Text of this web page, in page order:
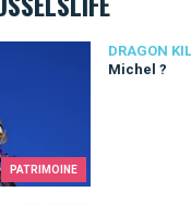
PATRIMOINE
DRAGON
Michel ?
?